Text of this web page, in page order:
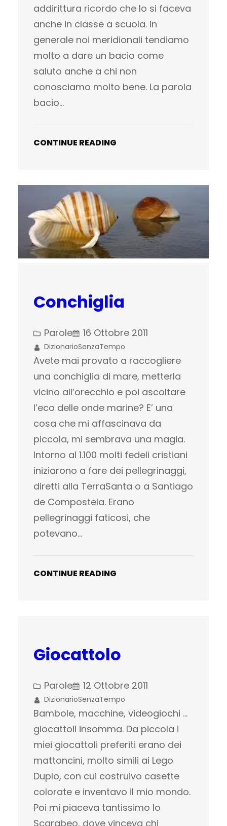
addirittura ricordo che lo si faceva
anche in classe a scuola. In
generale noi meridionali tendiamo
molto a dare un bacio come
saluto anche a chi non
conosciamo molto bene. La parola
bacio…
CONTINUE READING
Conchiglia
Parole 16 Ottobre 2011
DizionarioSenzaTempo
Avete mai provato a raccogliere
una conchiglia di mare, metterla
vicino all’orecchio e poi ascoltare
l’eco delle onde marine? E’ una
cosa che mi affascinava da
piccola, mi sembrava una magia.
Intorno al 1.100 molti fedeli cristiani
iniziarono a fare dei pellegrinaggi,
diretti alla TerraSanta o a Santiago
de Compostela. Erano
pellegrinaggi faticosi, che
potevano…
CONTINUE READING
Giocattolo
Parole 12 Ottobre 2011
DizionarioSenzaTempo
Bambole, macchine, videogiochi …
giocattoli insomma. Da piccola i
miei giocattoli preferiti erano dei
mattoncini, molto simili ai Lego
Duplo, con cui costruivo casette
colorate e inventavo il mio mondo.
Poi mi piaceva tantissimo lo
Scarabeo, dove vinceva chi